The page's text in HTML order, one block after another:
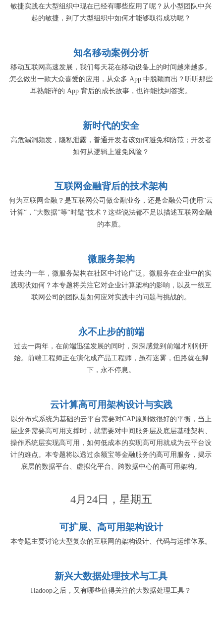
敏捷实践在大型组织中现在已经有哪些应用了呢？从小型团队中兴
起的敏捷，到了大型组织中如何才能够取得成功呢？
知名移动案例分析
移动互联网高速发展，我们每天花在移动设备上的时间越来越多。
怎么做出一款大众喜爱的应用，从众多 App 中脱颖而出？听听那些
耳熟能详的 App 背后的成长故事，也许能找到答案。
新时代的安全
高危漏洞频发，隐私泄露，普通开发者该如何避免和防范；开发者
如何从逻辑上避免风险？
互联网金融背后的技术架构
何为互联网金融？是互联网公司做金融业务，还是金融公司使用“云
计算“，”大数据”等“时髦”技术？这些说法都不足以描述互联网金融
的本质。
微服务架构
过去的一年，微服务架构在社区中讨论广泛。微服务在企业中的实
践现状如何？本专题将关注它对企业计算架构的影响，以及一线互
联网公司的团队是如何应对实践中的问题与挑战的。
永不止步的前端
过去一两年，在前端迅猛发展的同时，深深感觉到前端才刚刚开
始。前端工程师正在演化成产品工程师，虽有迷雾，但路就在脚
下，永不停息。
云计算高可用架构设计与实践
以分布式系统为基础的云平台需要对CAP原则做很好的平衡，当上
层业务需要高可用支撑时，就需要对中间服务层及底层基础架构、
操作系统层实现高可用，如何低成本的实现高可用就成为云平台设
计的难点。本专题将以透过余额宝等金融服务的高可用服务，揭示
底层的数据平台、虚拟化平台、跨数据中心的高可用架构。
4月24日，星期五
可扩展、高可用架构设计
本专题主要讨论大型复杂的互联网的架构设计、代码与运维体系。
新兴大数据处理技术与工具
Hadoop之后，又有哪些值得关注的大数据处理工具？